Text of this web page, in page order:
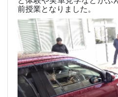
前授業となりました。